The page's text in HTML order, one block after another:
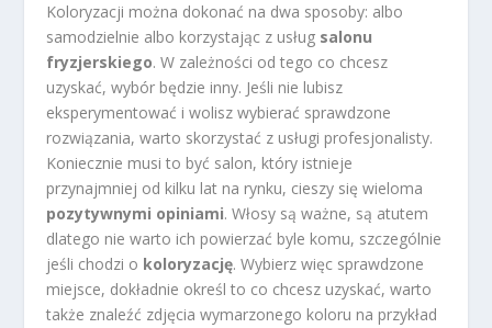
Koloryzacji można dokonać na dwa sposoby: albo
samodzielnie albo korzystając z usług salonu
fryzjerskiego. W zależności od tego co chcesz
uzyskać, wybór będzie inny. Jeśli nie lubisz
eksperymentować i wolisz wybierać sprawdzone
rozwiązania, warto skorzystać z usługi profesjonalisty.
Koniecznie musi to być salon, który istnieje
przynajmniej od kilku lat na rynku, cieszy się wieloma
pozytywnymi opiniami. Włosy są ważne, są atutem
dlatego nie warto ich powierzać byle komu, szczególnie
jeśli chodzi o koloryzację. Wybierz więc sprawdzone
miejsce, dokładnie określ to co chcesz uzyskać, warto
także znaleźć zdjęcia wymarzonego koloru na przykład